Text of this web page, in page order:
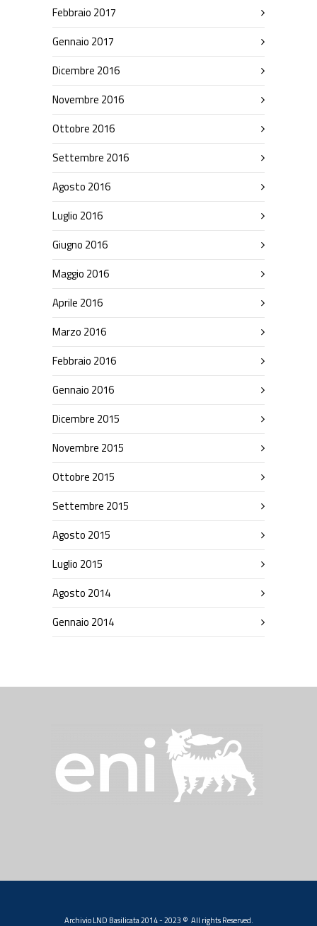
Febbraio 2017
Gennaio 2017
Dicembre 2016
Novembre 2016
Ottobre 2016
Settembre 2016
Agosto 2016
Luglio 2016
Giugno 2016
Maggio 2016
Aprile 2016
Marzo 2016
Febbraio 2016
Gennaio 2016
Dicembre 2015
Novembre 2015
Ottobre 2015
Settembre 2015
Agosto 2015
Luglio 2015
Agosto 2014
Gennaio 2014
Archivio LND Basilicata 2014 - 2023 © All rights Reserved.